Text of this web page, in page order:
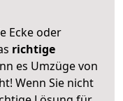
Ecke oder
richtige
es Umzüge von
Wenn Sie nicht